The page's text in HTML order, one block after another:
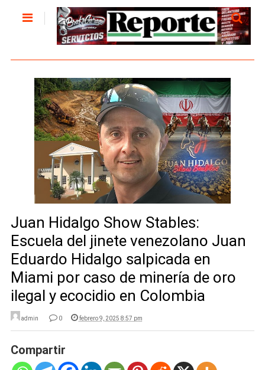
Juan Hidalgo Show Stables:
Escuela del jinete venezolano Juan
Eduardo Hidalgo salpicada en
Miami por caso de minería de oro
ilegal y ecocidio en Colombia
admin 0 febrero 9, 2025 8:57 pm
Compartir